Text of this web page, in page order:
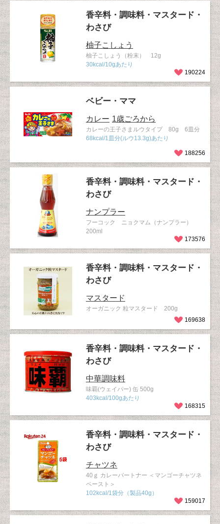
香辛料・調味料・マスタード・
わさび
柚子こしょう
柚子こしょう（粉末） 12g
30kcal/10gあたり
190224
ベビー・ママ
カレー 1歳ごろから
カレーの王子さまルウタイプ 80g 6皿分
68kcal/1皿分(ルウ13.3g)あたり
188256
香辛料・調味料・マスタード・
わさび
ナンプラー
フーコック ニョクマム（ナンプラー）
200ml
173576
香辛料・調味料・マスタード・
わさび
マスタード
オーガニック 粒マスタード 200g
169638
香辛料・調味料・マスタード・
わさび
中華調味料
味覇(ウェイパー) 缶 500g
403kcal/100gあたり
168315
香辛料・調味料・マスタード・
わさび
チャツネ
40ｇ カレーパートナー ＜マンゴーチャツネ
ペースト＞
102kcal/1袋分（製品40g）
159017